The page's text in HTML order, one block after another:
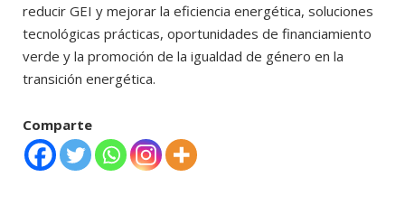
reducir GEI y mejorar la eficiencia energética, soluciones
tecnológicas prácticas, oportunidades de financiamiento
verde y la promoción de la igualdad de género en la
transición energética.
Comparte